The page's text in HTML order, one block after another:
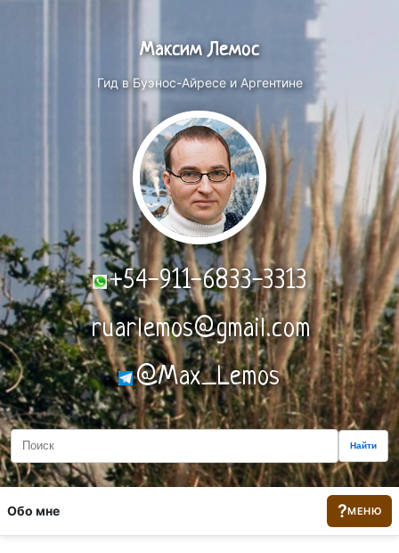
Максим Лемос
Гид в Буэнос-Айресе и Аргентине
+54-911-6833-3313
ruarlemos@gmail.com
@Max_Lemos
Найти
Обо мне ?МЕНЮ